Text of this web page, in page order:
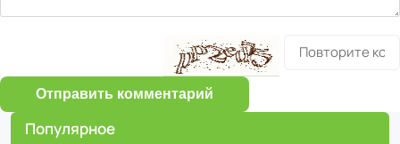
Отправить комментарий
Популярное